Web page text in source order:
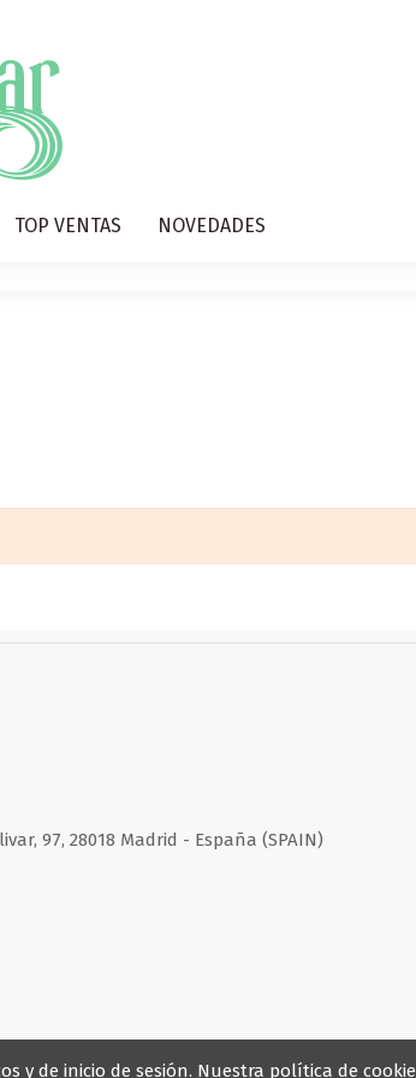
TOP VENTAS NOVEDADES
97, 28018 Madrid - España (SPAIN)
y de inicio de sesión. Nuestra política de